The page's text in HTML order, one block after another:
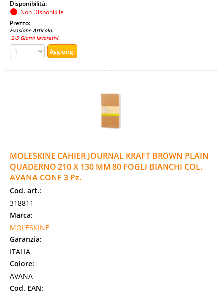
Disponibilità:
Non Disponibile
Prezzo:
Evasione Articolo:
2-5 Giorni lavorativi
MOLESKINE CAHIER JOURNAL KRAFT BROWN PLAIN
QUADERNO 210 X 130 MM 80 FOGLI BIANCHI COL.
AVANA CONF 3 Pz.
Cod. art.:
318811
Marca:
MOLESKINE
Garanzia:
ITALIA
Colore:
AVANA
Cod. EAN: